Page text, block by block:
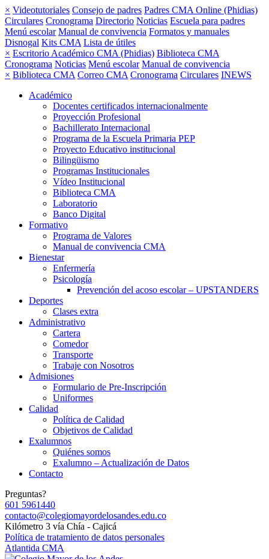
× Videotutoriales Consejo de padres Padres CMA Online (Phidias)
Circulares Cronograma Directorio Noticias Escuela para padres
Menú escolar Manual de convivencia Formatos y manuales
Disnogal Kits CMA Lista de útiles
× Escritorio Académico CMA (Phidias) Biblioteca CMA
Cronograma Noticias Menú escolar Manual de convivencia
× Biblioteca CMA Correo CMA Cronograma Circulares INEWS
Académico
Docentes certificados internacionalmente
Proyección Profesional
Bachillerato Internacional
Programa de la Escuela Primaria PEP
Proyecto Educativo institucional
Bilingüismo
Programas Institucionales
Vídeo Institucional
Biblioteca CMA
Laboratorio
Banco Digital
Formativo
Programa de Valores
Manual de convivencia CMA
Bienestar
Enfermería
Psicología
Prevención del acoso escolar – UPSTANDERS
Deportes
Clases extra
Administrativo
Cartera
Comedor
Transporte
Trabaje con Nosotros
Admisiones
Formulario de Pre-Inscripción
Uniformes
Calidad
Política de Calidad
Objetivos de Calidad
Exalumnos
Quiénes somos
Exalumno – Actualización de Datos
Contacto
Preguntas?
601 5961440
contacto@colegiomayordelosandes.edu.co
Kilómetro 3 vía Chía - Cajicá
Política de tratamiento de datos personales
Atlantida CMA